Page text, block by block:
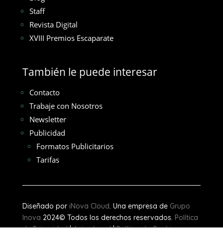
Staff
Revista Digital
XVIII Premios Escaparate
También le puede interesar
Contacto
Trabaje con Nosotros
Newsletter
Publicidad
Formatos Publicitarios
Tarifas
Diseñado por iNova Cloud. Una empresa de Grupo
Inova 2024© Todos los derechos reservados. Política
de Privacidad|Aviso Legal|Política de Cookies